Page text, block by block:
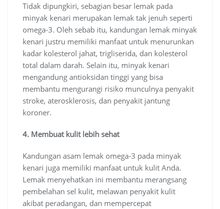
Tidak dipungkiri, sebagian besar lemak pada
minyak kenari merupakan lemak tak jenuh seperti
omega-3. Oleh sebab itu, kandungan lemak minyak
kenari justru memiliki manfaat untuk menurunkan
kadar kolesterol jahat, trigliserida, dan kolesterol
total dalam darah. Selain itu, minyak kenari
mengandung antioksidan tinggi yang bisa
membantu mengurangi risiko munculnya penyakit
stroke, aterosklerosis, dan penyakit jantung
koroner.
4. Membuat kulit lebih sehat
Kandungan asam lemak omega-3 pada minyak
kenari juga memiliki manfaat untuk kulit Anda.
Lemak menyehatkan ini membantu merangsang
pembelahan sel kulit, melawan penyakit kulit
akibat peradangan, dan mempercepat